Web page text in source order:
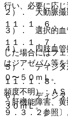
行い、必要に応じ
１１．１．６．
１１．１．７．
した場合にはフ
はジアゼパム等
１１．１．８．
頻度不明）：Ａ
う肝機能障害、
９．３．２参照〕
２）． 大動脈撮
３）． 選択的血
４）． 四肢血管
５）． ディジタ
０〜５０ｍＬ。
６）． ディジタ
３０ｍＬ。